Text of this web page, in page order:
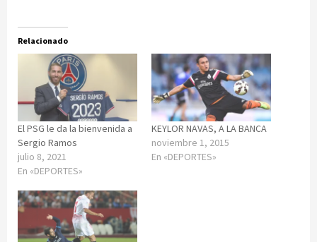
Relacionado
El PSG le da la bienvenida a
Sergio Ramos
julio 8, 2021
En «DEPORTES»
KEYLOR NAVAS, A LA BANCA
noviembre 1, 2015
En «DEPORTES»